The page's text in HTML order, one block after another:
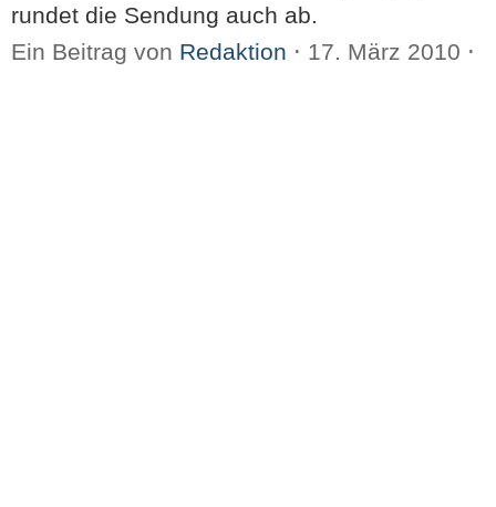
rundet die Sendung auch ab.
Ein Beitrag von Redaktion ⋅ 17. März 2010 ⋅